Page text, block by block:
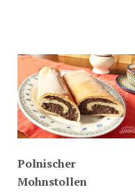
Polnischer
Mohnstollen